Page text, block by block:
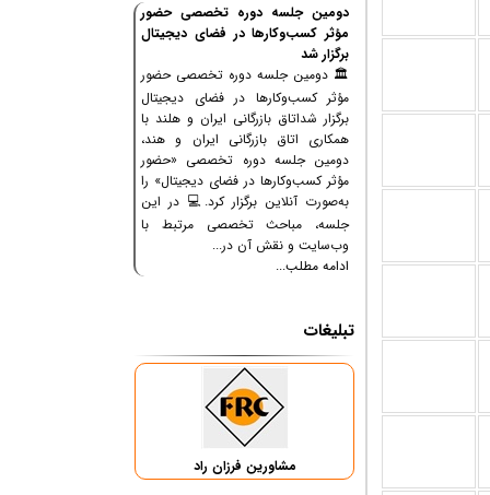
دومین جلسه دوره تخصصی حضور
مؤثر کسب‌وکارها در فضای دیجیتال
برگزار شد
🏛 دومین جلسه دوره تخصصی حضور
مؤثر کسب‌وکارها در فضای دیجیتال
برگزار شداتاق بازرگانی ایران و هلند با
همکاری اتاق بازرگانی ایران و هند،
دومین جلسه دوره تخصصی «حضور
مؤثر کسب‌وکارها در فضای دیجیتال» را
به‌صورت آنلاین برگزار کرد.💻 در این
جلسه، مباحث تخصصی مرتبط با
وب‌سایت و نقش آن در...
ادامه مطلب...
تبلیغات
مشاورین فرزان راد